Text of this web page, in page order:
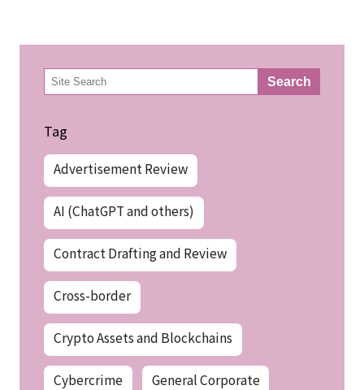
検
索 Search
Tag
Advertisement Review
AI (ChatGPT and others)
Contract Drafting and Review
Cross-border
Crypto Assets and Blockchains
Cybercrime General Corporate